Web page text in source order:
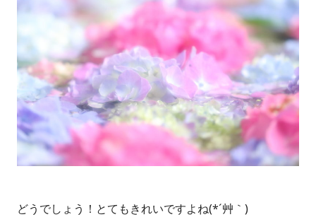
どうでしょう！とてもきれいですよね(*´艸｀)